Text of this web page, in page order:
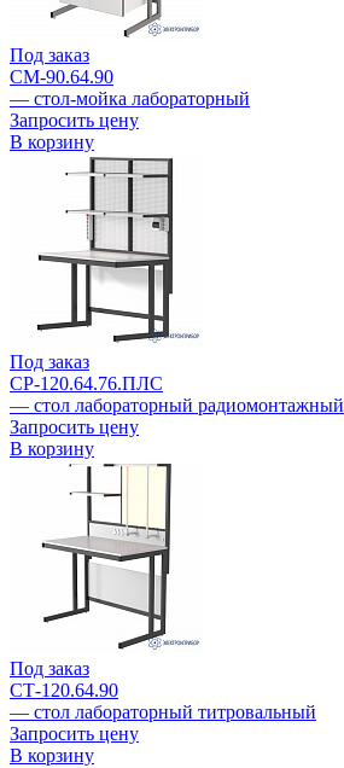
Под заказ
СМ-90.64.90
— cтол-мойка лабораторный
Запросить цену
В корзину
Под заказ
СР-120.64.76.ПЛС
— стол лабораторный радиомонтажный
Запросить цену
В корзину
Под заказ
СТ-120.64.90
— стол лабораторный титровальный
Запросить цену
В корзину